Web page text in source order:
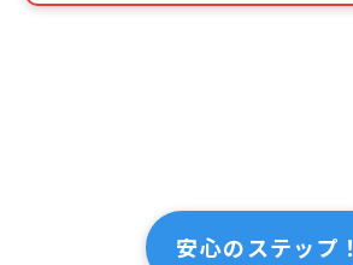
安心のステップ！